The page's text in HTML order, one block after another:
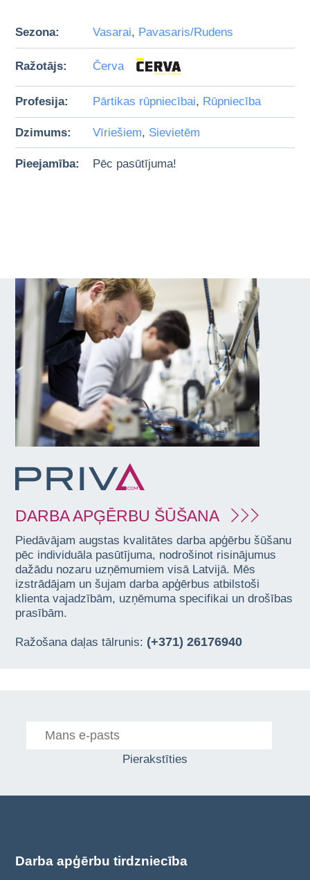
Sezona: Vasarai, Pavasaris/Rudens
Ražotājs: Červa
Profesija: Pārtikas rūpniecībai, Rūpniecība
Dzimums: Vīriešiem, Sievietēm
Pieejamība: Pēc pasūtījuma!
DARBA APĢĒRBU ŠŪŠANA
Piedāvājam augstas kvalitātes darba apģērbu šūšanu
pēc individuāla pasūtījuma, nodrošinot risinājumus
dažādu nozaru uzņēmumiem visā Latvijā. Mēs
izstrādājam un šujam darba apģērbus atbilstoši
klienta vajadzībām, uzņēmuma specifikai un drošības
prasībām.
Ražošana daļas tālrunis: (+371) 26176940
Pierakstīties
Darba apģērbu tirdzniecība